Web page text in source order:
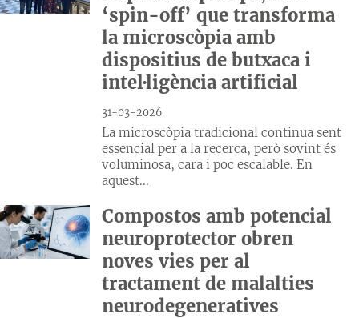
‘spin-off’ que transforma
la microscòpia amb
dispositius de butxaca i
intel·ligència artificial
31-03-2026
La microscòpia tradicional continua sent
essencial per a la recerca, però sovint és
voluminosa, cara i poc escalable. En
aquest...
Compostos amb potencial
neuroprotector obren
noves vies per al
tractament de malalties
neurodegeneratives